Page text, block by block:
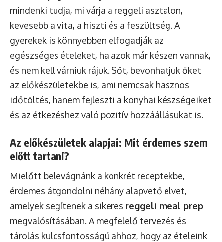
mindenki tudja, mi várja a reggeli asztalon,
kevesebb a vita, a hiszti és a feszültség. A
gyerekek is könnyebben elfogadják az
egészséges ételeket, ha azok már készen vannak,
és nem kell várniuk rájuk. Sőt, bevonhatjuk őket
az előkészületekbe is, ami nemcsak hasznos
időtöltés, hanem fejleszti a konyhai készségeiket
és az étkezéshez való pozitív hozzáállásukat is.
Az előkészületek alapjai: Mit érdemes szem
előtt tartani?
Mielőtt belevágnánk a konkrét receptekbe,
érdemes átgondolni néhány alapvető elvet,
amelyek segítenek a sikeres reggeli meal prep
megvalósításában. A megfelelő tervezés és
tárolás kulcsfontosságú ahhoz, hogy az ételeink